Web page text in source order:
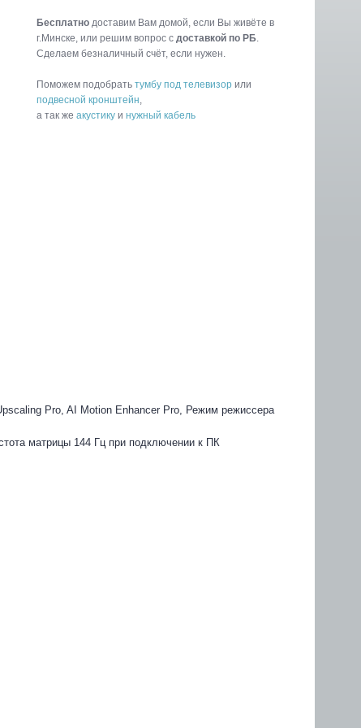
Бесплатнодоставим Вам домой, если Вы живёте в
г.Минске, или решим вопрос с доставкой по РБ.
Cделаем безналичный счёт, если нужен.
Поможем подобрать тумбу под телевизорили
подвесной кронштейн,
а так же акустикуи нужный кабель
Pro, AI Motion Enhancer Pro, Режим режиссера
матрицы 144 Гц при подключении к ПК